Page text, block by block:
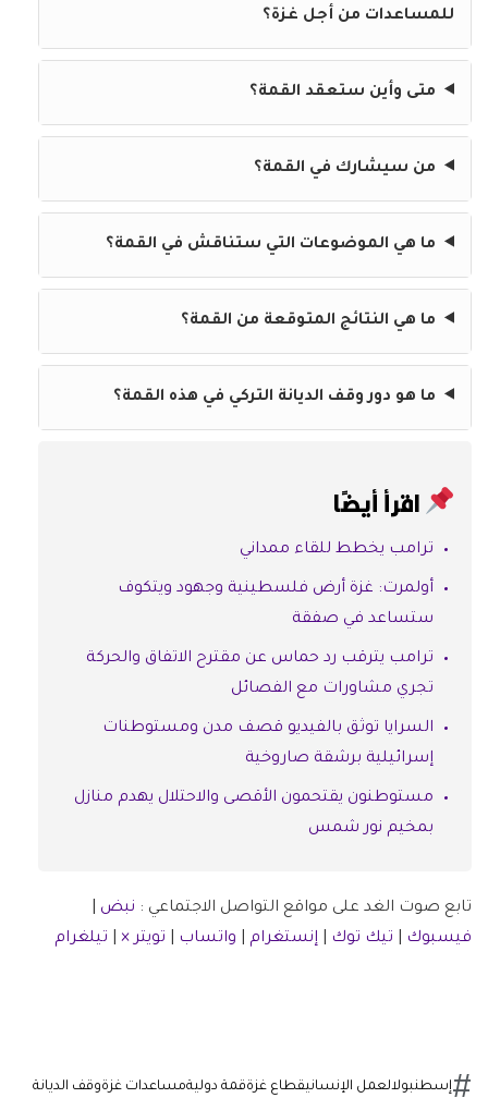
للمساعدات من أجل غزة؟
متى وأين ستعقد القمة؟
من سيشارك في القمة؟
ما هي الموضوعات التي ستناقش في القمة؟
ما هي النتائج المتوقعة من القمة؟
ما هو دور وقف الديانة التركي في هذه القمة؟
اقرأ أيضًا
ترامب يخطط للقاء ممداني
أولمرت: غزة أرض فلسطينية وجهود ويتكوف
ستساعد في صفقة
ترامب يترقب رد حماس عن مقترح الاتفاق والحركة
تجري مشاورات مع الفصائل
السرايا توثق بالفيديو قصف مدن ومستوطنات
إسرائيلية برشقة صاروخية
مستوطنون يقتحمون الأقصى والاحتلال يهدم منازل
بمخيم نور شمس
تابع صوت الغد على مواقع التواصل الاجتماعي : نبض
فيسبوك
تيك توك إنستغرام واتساب تويتر × تيلغرام
إسطنبولالعمل الإنسانيقطاع غزةقمة دوليةمساعدات غزةوقف الديانة